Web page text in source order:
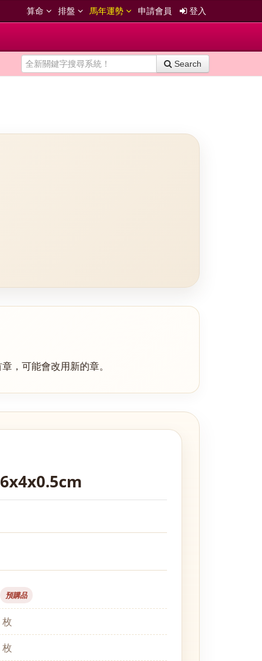
算命 排盤 馬年運勢 申請會員 登入
Search
章 ，可能會改用新的章。
預購品